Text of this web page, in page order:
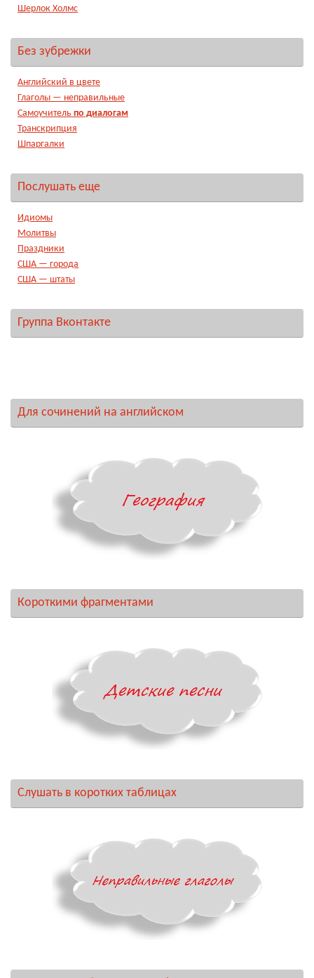
Шерлок Холмс
Без зубрежки
Английский в цвете
Глаголы — неправильные
Самоучитель по диалогам
Транскрипция
Шпаргалки
Послушать еще
Идиомы
Молитвы
Праздники
США — города
США — штаты
Группа Вконтакте
Для сочинений на английском
Короткими фрагментами
Слушать в коротких таблицах